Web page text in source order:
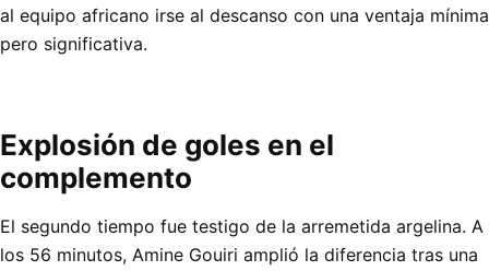
al equipo africano irse al descanso con una ventaja mínima
pero significativa.
Explosión de goles en el
complemento
El segundo tiempo fue testigo de la arremetida argelina. A
los 56 minutos, Amine Gouiri amplió la diferencia tras una